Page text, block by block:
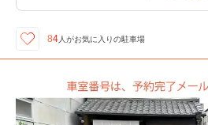
84 人がお気に入りの駐車場